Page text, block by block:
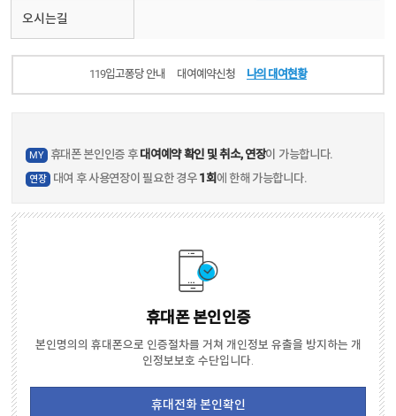
오시는길
119입고퐁당 안내 대여예약신청 나의 대여현황
MY 휴대폰 본인인증 후대여예약 확인 및 취소, 연장이 가능합니다.
연장 대여 후 사용연장이 필요한 경우1회에 한해 가능합니다.
휴대폰 본인인증
본인명의의 휴대폰으로 인증절차를 거쳐 개인정보 유출을 방지하는 개
인정보보호 수단입니다.
휴대전화 본인확인